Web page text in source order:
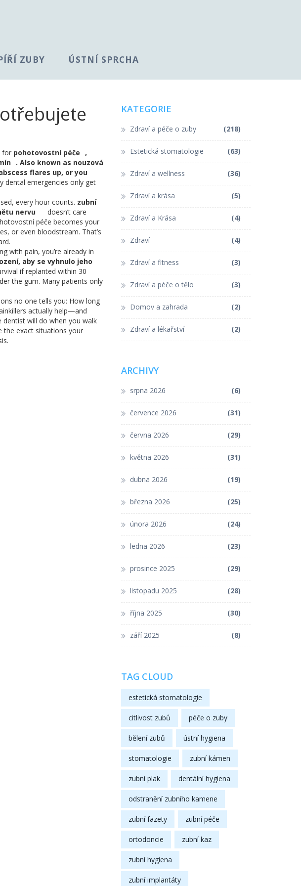
ZUBY ÚSTNÍ SPRCHA
for pohotovostní péče
,
. Also known as nouzová
flares up, or you
dental emergencies only get
every hour counts. zubní
nervu
doesn’t care
péče becomes your
or even bloodstream. That’s
with pain, you’re already in
aby se vyhnulo jeho
if replanted within 30
the gum. Many patients only
no one tells you: How long
actually help—and
dentist will do when you walk
the exact situations your
KATEGORIE
Zdraví a péče o zuby (218)
Estetická stomatologie (63)
Zdraví a wellness (36)
Zdraví a krása (5)
Zdraví a Krása (4)
Zdraví (4)
Zdraví a fitness (3)
Zdraví a péče o tělo (3)
Domov a zahrada (2)
Zdraví a lékařství (2)
ARCHIVY
srpna 2026 (6)
července 2026 (31)
června 2026 (29)
května 2026 (31)
dubna 2026 (19)
března 2026 (25)
února 2026 (24)
ledna 2026 (23)
prosince 2025 (29)
listopadu 2025 (28)
října 2025 (30)
září 2025 (8)
TAG CLOUD
estetická stomatologie
citlivost zubů péče o zuby
bělení zubů ústní hygiena
stomatologie zubní kámen
zubní plak dentální hygiena
odstranění zubního kamene
zubní fazety zubní péče
ortodoncie zubní kaz
zubní hygiena
zubní implantáty